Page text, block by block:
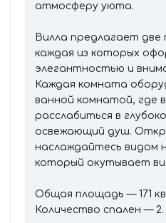
атмосферу уюта.
Вилла предлагает две
каждая из которых
элегантностью и
Каждая комната
ванной комнатой, где
расслабиться в
освежающий душ.
наслаждайтесь видом
который окутывает
Общая площадь — 171
Количество спален — 2.